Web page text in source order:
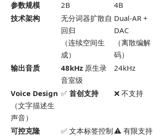
参数规模 2B 4B
技术架构
无分词器扩散自
回归
（连续空间生
成）
Dual-AR +
DAC
（离散编解
码）
输出音质 48kHz 原生录
音室级
24kHz
Voice Design
（文字描述生
声音）
✅ 首创支持 ❌ 不支持
可控克隆
✅ 文本标签控制⚠️ 有限支持